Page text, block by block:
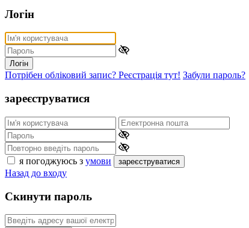
Логін
Логін
Потрібен обліковий запис? Реєстрація тут! Забули пароль?
зареєструватися
я погоджуюсь з умови зареєструватися
Назад до входу
Скинути пароль